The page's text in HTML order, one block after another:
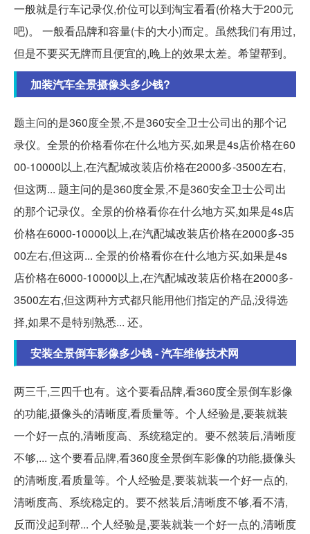
一般就是行车记录仪,价位可以到淘宝看看(价格大于200元
吧)。 一般看品牌和容量(卡的大小)而定。虽然我们有用过,
但是不要买无牌而且便宜的,晚上的效果太差。希望帮到。
加装汽车全景摄像头多少钱?
题主问的是360度全景,不是360安全卫士公司出的那个记
录仪。全景的价格看你在什么地方买,如果是4s店价格在60
00-10000以上,在汽配城改装店价格在2000多-3500左右,
但这两... 题主问的是360度全景,不是360安全卫士公司出
的那个记录仪。全景的价格看你在什么地方买,如果是4s店
价格在6000-10000以上,在汽配城改装店价格在2000多-35
00左右,但这两... 全景的价格看你在什么地方买,如果是4s
店价格在6000-10000以上,在汽配城改装店价格在2000多-
3500左右,但这两种方式都只能用他们指定的产品,没得选
择,如果不是特别熟悉... 还。
安装全景倒车影像多少钱 - 汽车维修技术网
两三千,三四千也有。这个要看品牌,看360度全景倒车影像
的功能,摄像头的清晰度,看质量等。个人经验是,要装就装
一个好一点的,清晰度高、系统稳定的。要不然装后,清晰度
不够,... 这个要看品牌,看360度全景倒车影像的功能,摄像头
的清晰度,看质量等。个人经验是,要装就装一个好一点的,
清晰度高、系统稳定的。要不然装后,清晰度不够,看不清,
反而没起到帮... 个人经验是,要装就装一个好一点的,清晰度